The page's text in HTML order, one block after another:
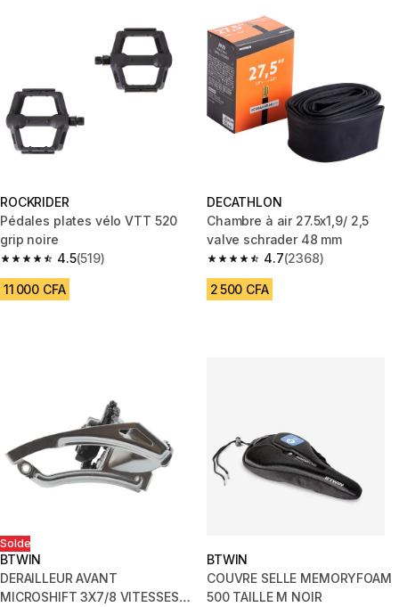
ROCKRIDER
Pédales plates vélo VTT 520
grip noire
4.5
4.5 out of 5 stars from 519 reviews
(519)
11 000 CFA
DECATHLON
Chambre à air 27.5x1,9/ 2,5
valve schrader 48 mm
4.7
4.7 out of 5 stars from 2368
(2368)
2 500 CFA
Solde
BTWIN
DERAILLEUR AVANT
MICROSHIFT 3X7/8 VITESSES
BTWIN
COUVRE SELLE MEMORYFOAM
500 TAILLE M NOIR